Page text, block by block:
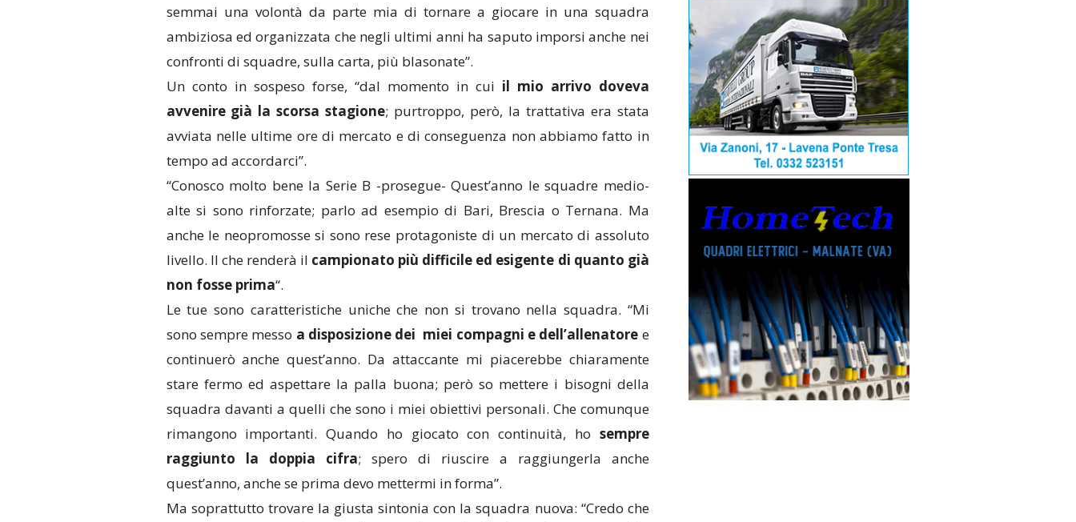
semmai una volontà da parte mia di tornare a giocare in una squadra
ambiziosa ed organizzata che negli ultimi anni ha saputo imporsi anche nei
confronti di squadre, sulla carta, più blasonate”.
Un conto in sospeso forse, “dal momento in cui il mio arrivo doveva
avvenire già la scorsa stagione; purtroppo, però, la trattativa era stata
avviata nelle ultime ore di mercato e di conseguenza non abbiamo fatto in
tempo ad accordarci”.
“Conosco molto bene la Serie B -prosegue- Quest’anno le squadre medio-
alte si sono rinforzate; parlo ad esempio di Bari, Brescia o Ternana. Ma
anche le neopromosse si sono rese protagoniste di un mercato di assoluto
livello. Il che renderà il campionato più difficile ed esigente di quanto già
non fosse prima“.
Le tue sono caratteristiche uniche che non si trovano nella squadra. “Mi
sono sempre messo a disposizione dei miei compagni e dell’allenatore e
continuerò anche quest’anno. Da attaccante mi piacerebbe chiaramente
stare fermo ed aspettare la palla buona; però so mettere i bisogni della
squadra davanti a quelli che sono i miei obiettivi personali. Che comunque
rimangono importanti. Quando ho giocato con continuità, ho sempre
raggiunto la doppia cifra; spero di riuscire a raggiungerla anche
quest’anno, anche se prima devo mettermi in forma”.
Ma soprattutto trovare la giusta sintonia con la squadra nuova: “Credo che